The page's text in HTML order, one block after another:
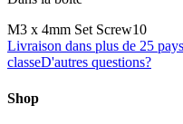
M3 x 4mm Set Screw10
Livraison dans plus de 25 pays
classeD'autres questions?
Shop